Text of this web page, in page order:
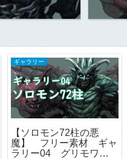
ギャラリー
【ソロモン72柱の悪
魔】 フリー素材 ギャ
ラリー04 グリモワー